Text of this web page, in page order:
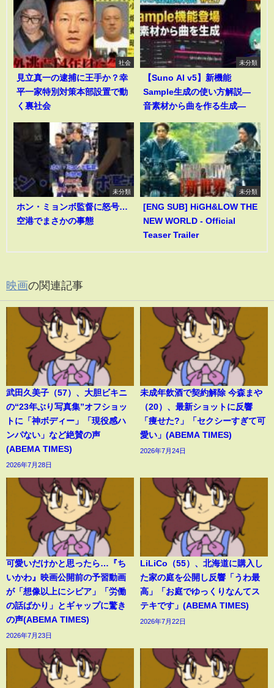
社会
見立真一の逮捕に王手か？幸
平一家特別対策本部設置で動
く裏社会
未分類
【Suno AI v5】新機能
Sample生成の使い方解説―
音素材から曲を作る生成―
未分類
ホン・ミョンボ監督に怒号…
空港でまさかの事態
未分類
[ENG SUB] HiGH&LOW THE
NEW WORLD - Official
Teaser Trailer
映画の関連記事
武田久美子（57）、大胆ビキニ
の“23年ぶり写真集”オフショッ
トに「神ボディー」「現役感ハ
ンパない」など絶賛の声
(ABEMA TIMES)
2026年7月28日
未成年飲酒で契約解除 今森まや
（20）、最新ショットに反響
「痩せた?」「セクシーすぎて可
愛い」(ABEMA TIMES)
2026年7月24日
可愛いだけかと思ったら…『ち
いかわ』映画公開前の予習動画
が「想像以上にシビア」「労働
の話ばかり」とギャップに驚き
の声(ABEMA TIMES)
2026年7月23日
LiLiCo（55）、北海道に購入し
た家の庭を公開し反響「うわ最
高」「お庭でゆっくりなんてス
テキです」(ABEMA TIMES)
2026年7月22日